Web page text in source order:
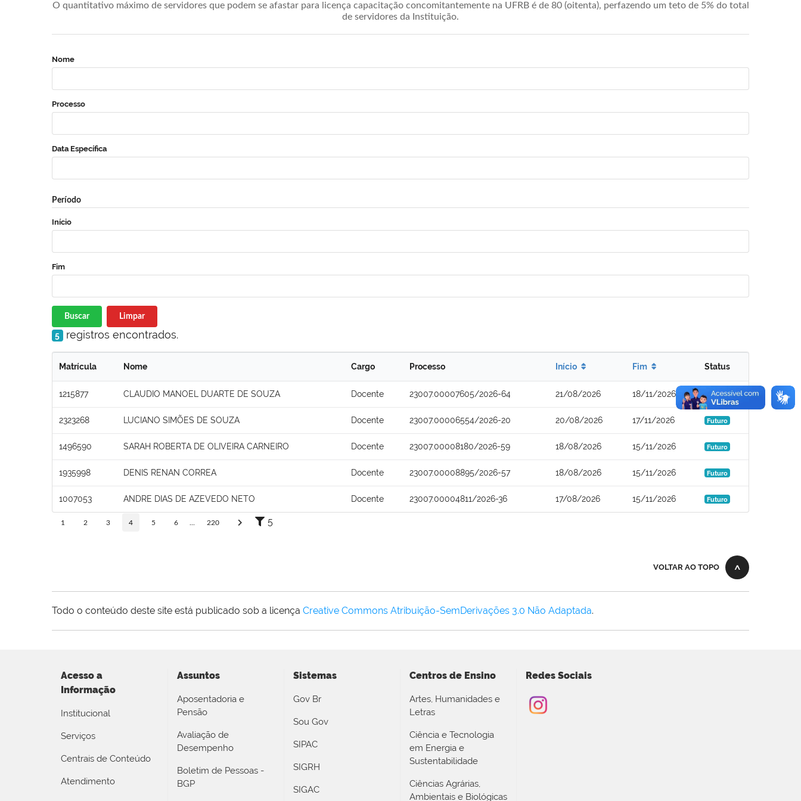
O quantitativo máximo de servidores que podem se afastar para licença capacitação concomitantemente na UFRB é de 80 (oitenta), perfazendo um teto de 5% do total
de servidores da Instituição.
Nome
Processo
Data Específica
Período
Início
Fim
Buscar Limpar
5 registros encontrados.
Matrícula Nome Cargo Processo Início Fim Status
1215877 CLAUDIO MANOEL DUARTE DE SOUZA Docente 23007.00007605/2026-64 21/08/2026 18/11/2026 Futuro
2323268 LUCIANO SIMÕES DE SOUZA Docente 23007.00006554/2026-20 20/08/2026 17/11/2026 Futuro
1496590 SARAH ROBERTA DE OLIVEIRA CARNEIRO Docente 23007.00008180/2026-59 18/08/2026 15/11/2026 Futuro
1935998 DENIS RENAN CORREA Docente 23007.00008895/2026-57 18/08/2026 15/11/2026 Futuro
1007053 ANDRE DIAS DE AZEVEDO NETO Docente 23007.00004811/2026-36 17/08/2026 15/11/2026 Futuro
1 2 3 4 5 6 220 5
VOLTAR AO TOPO
Todo o conteúdo deste site está publicado sob a licença Creative Commons Atribuição-SemDerivações 3.0 Não Adaptada.
Acesso a
Informação
Institucional
Serviços
Centrais de Conteúdo
Atendimento
Assuntos
Aposentadoria e
Pensão
Avaliação de
Desempenho
Boletim de Pessoas -
BGP
Sistemas
Gov Br
Sou Gov
SIPAC
SIGRH
SIGAC
Centros de Ensino
Artes, Humanidades e
Letras
Ciência e Tecnologia
em Energia e
Sustentabilidade
Ciências Agrárias,
Ambientais e Biológicas
Redes Sociais